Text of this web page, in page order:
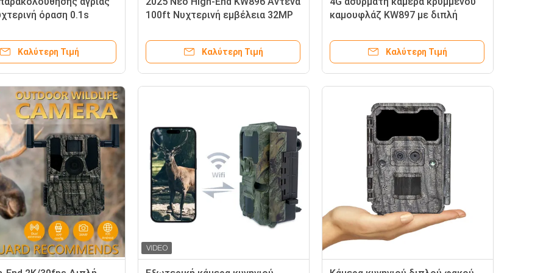
όραση 0.1s
Αδιάβροχη IP67 Κάμερα
ζώων
Καλύτερη Τιμή
100ft Νυχτερινή εμβέλεια 32MP
Έρευνα άγριας ζωής για κάμερα
Καλύτερη Τιμή
καμουφλάζ KW897 με διπλή
βίντεο για κυνήγι ελαφιών
Καλύτερη Τιμή